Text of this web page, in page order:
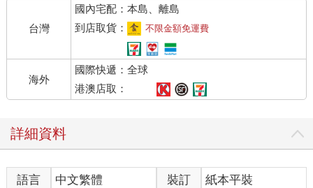
台灣
國內宅配：本島、離島
到店取貨：
不限金額免運費
海外
國際快遞：全球
港澳店取：
詳細資料
語言 中文繁體 裝訂
紙本平裝